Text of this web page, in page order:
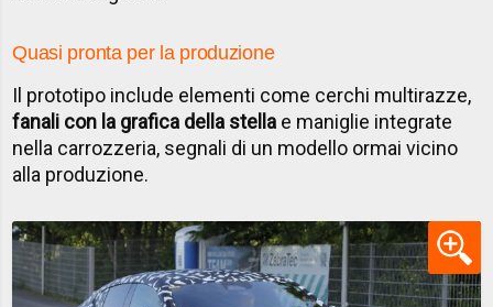
Quasi pronta per la produzione
Il prototipo include elementi come cerchi multirazze,
fanali con la grafica della stella e maniglie integrate
nella carrozzeria, segnali di un modello ormai vicino
alla produzione.